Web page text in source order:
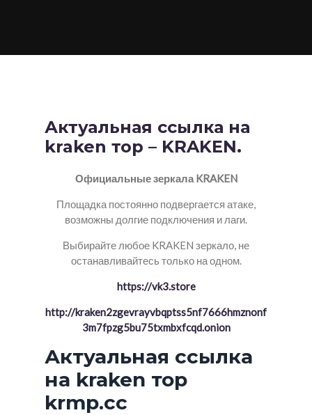
Актуальная ссылка на
kraken тор – KRAKEN.
Официальные зеркала KRAKEN
Площадка постоянно подвергается атаке,
возможны долгие подключения и лаги.
Выбирайте любое KRAKEN зеркало, не
останавливайтесь только на одном.
https://vk3.store
http://kraken2zgevrayvbqptss5nf7666hmznonf
3m7fpzg5bu75txmbxfcqd.onion
Актуальная ссылка
на kraken тор
krmp.cc